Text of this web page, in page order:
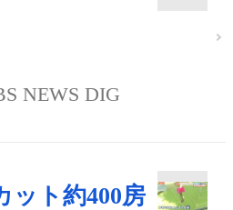
NEWS DIG
ット約400房